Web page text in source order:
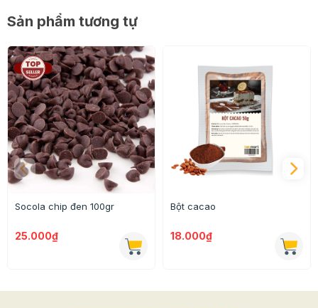
Sản phẩm tương tự
Socola chip đen 100gr
25.000₫
Bột cacao
18.000₫